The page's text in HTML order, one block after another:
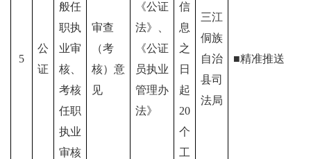
5
公
证
般任
职执
业审
核、
考核
任职
执业
审核
审查
（考
核）意
见
《公证
法》、
《公证
员执业
管理办
法》
信
息
之
日
起
20
个
工
三江
侗族
自治
县司
法局
■精准推送